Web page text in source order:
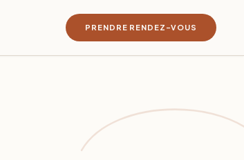
PRENDRE RENDEZ-VOUS